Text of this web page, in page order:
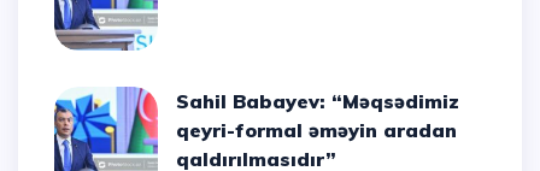
Sahil Babayev: “Məqsədimiz
qeyri-formal əməyin aradan
qaldırılmasıdır”